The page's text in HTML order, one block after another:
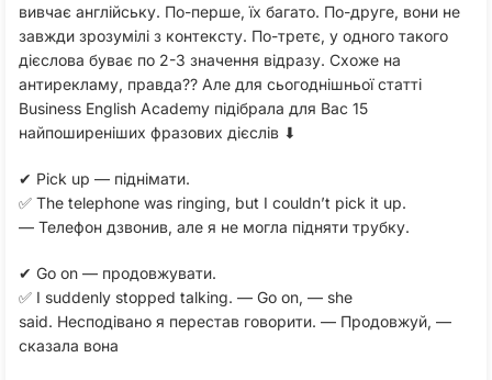
вивчає англійську. По-перше, їх багато. По-друге, вони не
завжди зрозумілі з контексту. По-третє, у одного такого
дієслова буває по 2-3 значення відразу. Схоже на
антирекламу, правда?? Але для сьогоднішньої статті
Business English Academy підібрала для Вас 15
найпоширеніших фразових дієслів ⬇
✔ Pick up — піднімати.
✅ The telephone was ringing, but I couldn’t pick it up.
— Телефон дзвонив, але я не могла підняти трубку.
✔ Go on — продовжувати.
✅ I suddenly stopped talking. — Go on, — she
said. Несподівано я перестав говорити. — Продовжуй, —
сказала вона